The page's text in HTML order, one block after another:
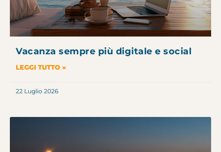
Vacanza sempre più digitale e social
LEGGI TUTTO »
22 Luglio 2026